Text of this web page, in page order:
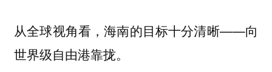
从全球视角看，海南的目标十分清晰——向
世界级自由港靠拢。